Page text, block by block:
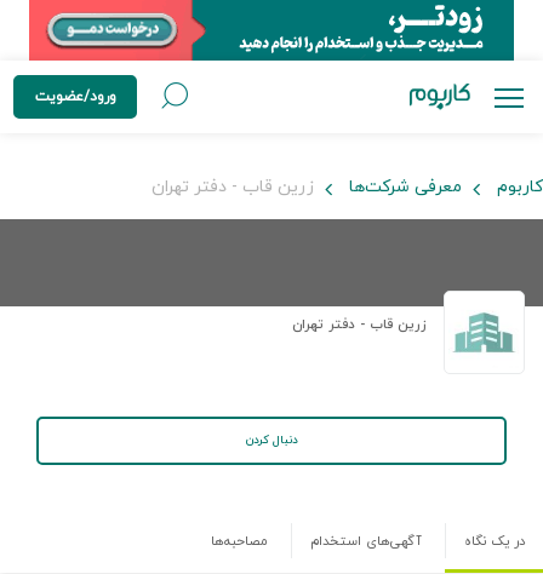
ورود/عضویت
کاربوم معرفی شرکت‌ها زرین قاب - دفتر تهران
زرین قاب - دفتر تهران
دنبال کردن
در یک نگاه آگهی‌های استخدام مصاحبه‌ها